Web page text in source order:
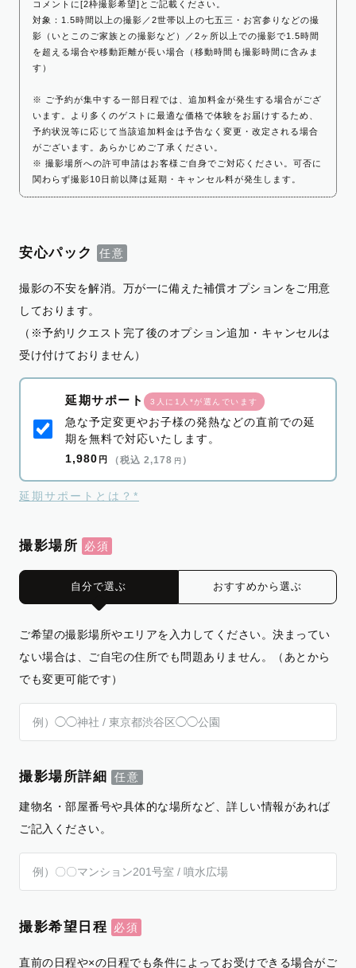
コメントに[2枠撮影希望]とご記載ください。
対象：1.5時間以上の撮影／2世帯以上の七五三・お宮参りなどの撮
影（いとこのご家族との撮影など）／2ヶ所以上での撮影で1.5時間
を超える場合や移動距離が長い場合（移動時間も撮影時間に含みま
す）
※ ご予約が集中する一部日程では、追加料金が発生する場合がござ
います。より多くのゲストに最適な価格で体験をお届けするため、
予約状況等に応じて当該追加料金は予告なく変更・改定される場合
がございます。あらかじめご了承ください。
※ 撮影場所への許可申請はお客様ご自身でご対応ください。可否に
関わらず撮影10日前以降は延期・キャンセル料が発生します。
安心パック
撮影の不安を解消。万が一に備えた補償オプションをご用意
しております。
（※予約リクエスト完了後のオプション追加・キャンセルは
受け付けておりません）
延期サポート 3人に1人*が選んでいます
急な予定変更やお子様の発熱などの直前での延
期を無料で対応いたします。
1,980 円 （税込 2,178 円 ）
延期サポートとは？*
撮影場所
自分で選ぶ おすすめから選ぶ
ご希望の撮影場所やエリアを入力してください。決まってい
ない場合は、ご自宅の住所でも問題ありません。（あとから
でも変更可能です）
撮影場所詳細
建物名・部屋番号や具体的な場所など、詳しい情報があれば
ご記入ください。
撮影希望日程
直前の日程や×の日程でも条件によってお受けできる場合がご